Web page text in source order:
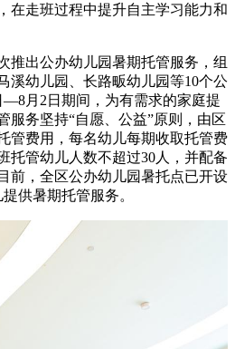
在走班过程中提升自主学习能力和
推出公办幼儿园暑期托管服务，组
溪幼儿园、长路畈幼儿园等10个公
—8月2日期间，为有需求的家庭提
服务坚持“自愿、公益”原则，由区
管费用，每名幼儿每期收取托管费
托管幼儿人数不超过30人，并配备
前，全区公办幼儿园暑托点已开设
供暑期托管服务。